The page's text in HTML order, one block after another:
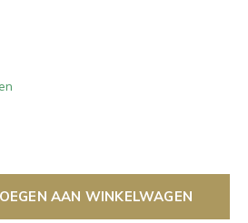
AAN WINKELWAGEN